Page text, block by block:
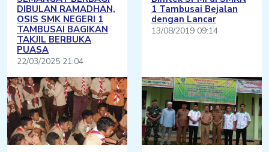
DIBULAN RAMADHAN,
OSIS SMK NEGERI 1
TAMBUSAI BAGIKAN
TAKJIL BERBUKA
PUASA
22/03/2025 21:04
1 Tambusai Bejalan
dengan Lancar
13/08/2019 09:14